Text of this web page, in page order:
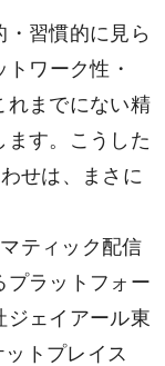
習慣的に見ら
ワーク性・
れまでにない精
ます。こうした
せは、まさに
ティック配信
プラットフォー
ジェイアール東
トプレイス